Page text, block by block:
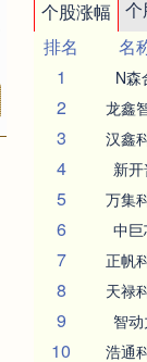
个股涨幅 个
排名
名
1
N森
2 龙鑫
3 汉鑫
4 新
5 万集
6 中
7 正帆
8 天禄
9 智动
10 浩通